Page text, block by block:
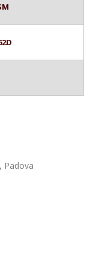
Padova